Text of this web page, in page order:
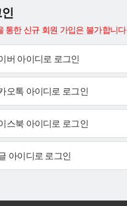
통한 신규 회원 가입은 불가합니다.
버 아이디로 로그인
오톡 아이디로 로그인
스북 아이디로 로그인
아이디로 로그인